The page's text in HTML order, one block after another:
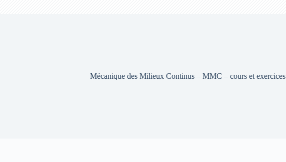
Mécanique des Milieux Continus – MMC – cours et exercices